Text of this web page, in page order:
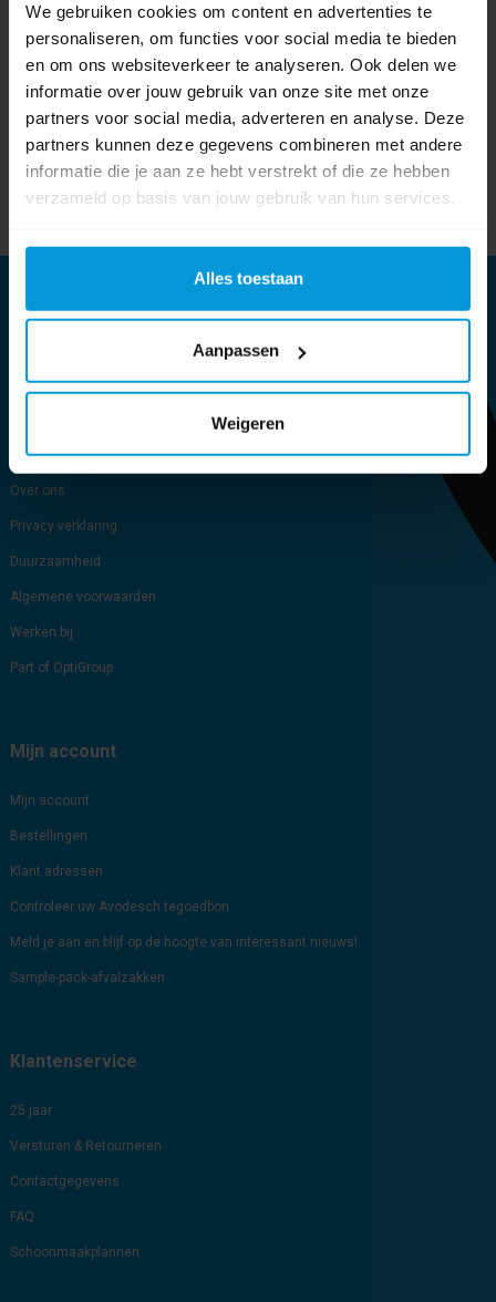
We gebruiken cookies om content en advertenties te
personaliseren, om functies voor social media te bieden
en om ons websiteverkeer te analyseren. Ook delen we
informatie over jouw gebruik van onze site met onze
partners voor social media, adverteren en analyse. Deze
partners kunnen deze gegevens combineren met andere
informatie die je aan ze hebt verstrekt of die ze hebben
verzameld op basis van jouw gebruik van hun services.
Alles toestaan
Aanpassen
Weigeren
Onze nieuwsbrief
Meld je aan
Meld je aan voor onze nieuwsbrief en blijf op de hoogte van het laatste
nieuws en onze nieuwste producten.
Blog
Brochure
Over ons
Privacy verklaring
Duurzaamheid
Algemene voorwaarden
Werken bij
Part of OptiGroup
Mijn account
Mijn account
Bestellingen
Klant adressen
Controleer uw Avodesch tegoedbon
Meld je aan en blijf op de hoogte van interessant nieuws!
Sample-pack-afvalzakken
Klantenservice
25 jaar
Versturen & Retourneren
Contactgegevens
FAQ
Schoonmaakplannen